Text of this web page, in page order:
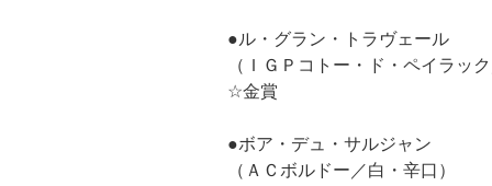
●ル・グラン・トラヴェール
（ＩＧＰコトー・ド・ペイラッ
☆金賞
●ボア・デュ・サルジャン
（ＡＣボルドー／白・辛口）